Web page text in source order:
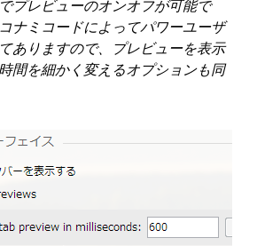
プレビューのオンオフが可能で
ナミコードによってパワーユーザ
ありますので、プレビューを表示
間を細かく変えるオプションも同